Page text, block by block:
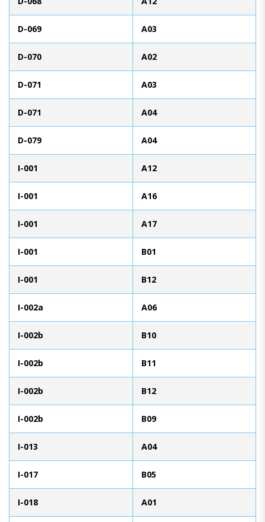
D-069 A03
D-070 A02
D-071 A03
D-071 A04
D-079 A04
I-001 A12
I-001 A16
I-001 A17
I-001 B01
I-001 B12
I-002a A06
I-002b B10
I-002b B11
I-002b B12
I-002b B09
I-013 A04
I-017 B05
I-018 A01